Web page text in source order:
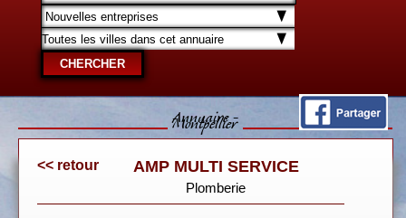
Annuaire -
Montpellier
<< retour AMP MULTI SERVICE
Plomberie